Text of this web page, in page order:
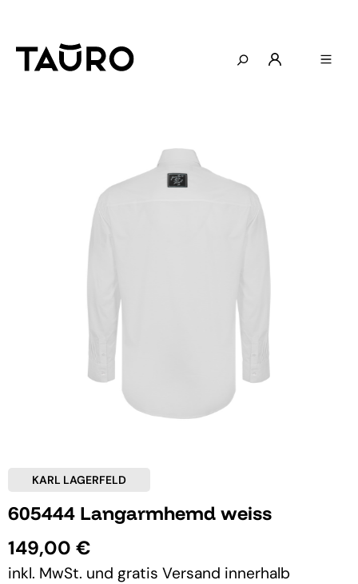
KARL LAGERFELD
605444 Langarmhemd weiss
149,00 €
inkl. MwSt. und gratis Versand innerhalb